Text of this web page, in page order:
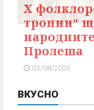
X
тропни“
Пролеша
03/08/2026
ВКУСНО